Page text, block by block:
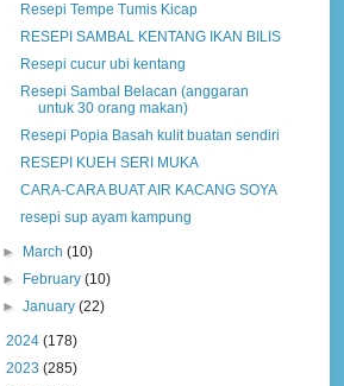
Resepi Tempe Tumis Kicap
RESEPI SAMBAL KENTANG IKAN BILIS
Resepi cucur ubi kentang
Resepi Sambal Belacan (anggaran
untuk 30 orang makan)
Resepi Popia Basah kulit buatan sendiri
RESEPI KUEH SERI MUKA
CARA-CARA BUAT AIR KACANG SOYA
resepi sup ayam kampung
► March(10)
►
February(10)
►January(22)
2024 (178)
2023 (285)